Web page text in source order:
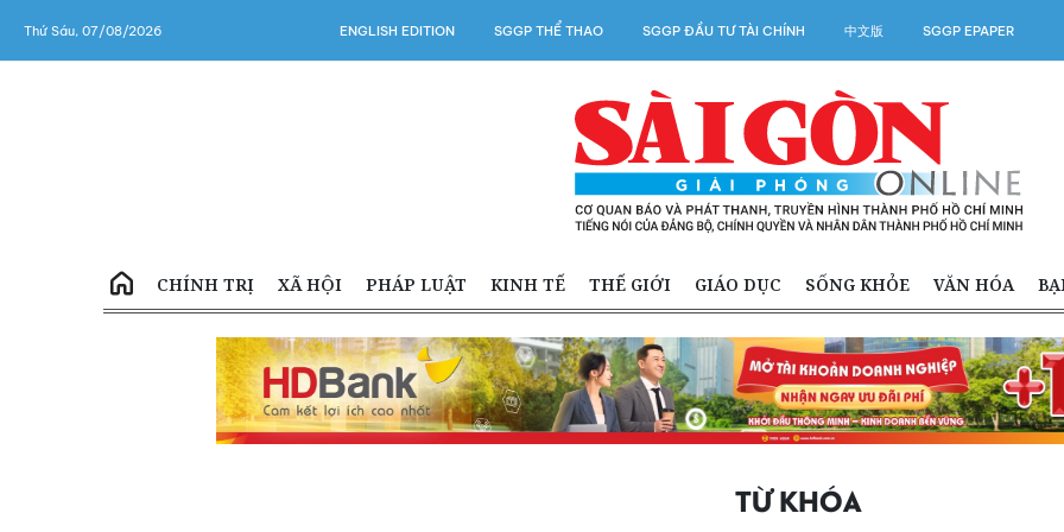
Thứ Sáu, 07/08/2026 ENGLISH EDITION SGGP THỂ THAO SGGP ĐẦU TƯ TÀI CHÍNH 中文版 SGGP EPAPER
CHÍNH TRỊ XÃ HỘI PHÁP LUẬT KINH TẾ THẾ GIỚI GIÁO DỤC SỐNG KHỎE VĂN HÓA
TỪ KHÓA